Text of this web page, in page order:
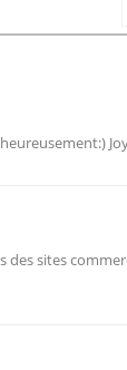
des sites